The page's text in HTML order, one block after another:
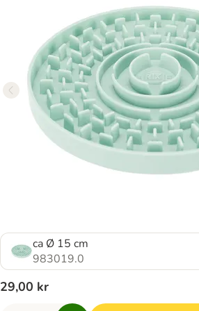
ca Ø 15 cm
983019.0
29,00 kr